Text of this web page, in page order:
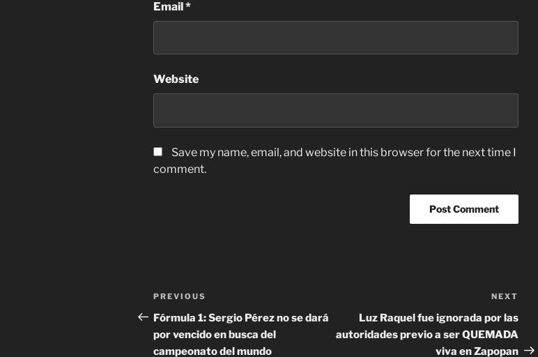
Email*
Website
Save my name, email, and website in this browser for the next time I
comment.
Post
navigation
Previous
Post
PREVIOUS
Fórmula 1: Sergio Pérez no se dará
por vencido en busca del
campeonato del mundo
Post
NEXT
Luz Raquel fue ignorada por las
autoridades previo a ser QUEMADA
viva en Zapopan